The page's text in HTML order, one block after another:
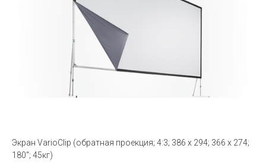
Экран VarioClip (обратная проекция; 4:3; 386 x 294; 366 x 274;
180“; 45кг)